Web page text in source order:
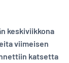
keskiviikkona
viimeisen
katsetta